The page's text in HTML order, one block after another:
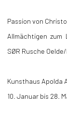
Passion von
Allmächtigen zum
SØR Rusche
Kunsthaus Apolda
10. Januar bis 28.